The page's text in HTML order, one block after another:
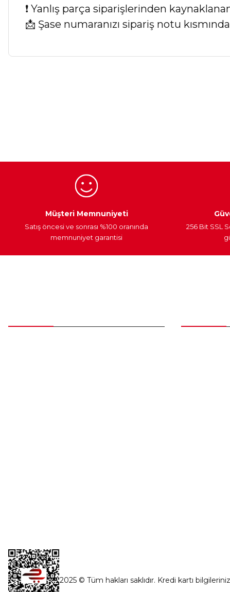
❗ Yanlış parça siparişlerinden
📩 Şase numaranızı sipariş notu
Egzoz Sistemi
Müşteri Memnuniyeti
Satış öncesi ve sonrası %100 oranında
memnuniyet garantisi
256 Bit SSL
2025 © Tüm hakları saklıdır. Kredi kartı